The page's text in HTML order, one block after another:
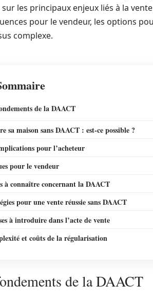
les principaux enjeux liés à la
pour le vendeur, les options
complexe.
de la DAACT
sa maison sans DAACT : est-ce possible ?
pour l’acheteur
pour le vendeur
à connaître concernant la DAACT
pour une vente réussie sans DAACT
à introduire dans l’acte de vente
et coûts de la régularisation
de la DAACT